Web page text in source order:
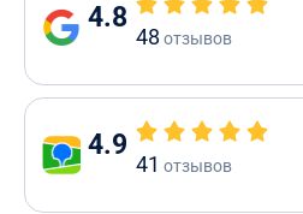
4.8
48 отзывов
4.9
41 отзывов